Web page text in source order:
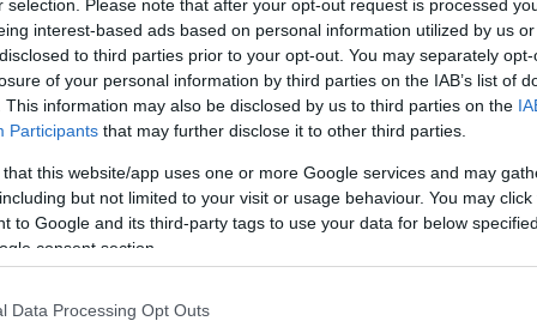
selection. Please note that after your opt-out request is processed
interest-based ads based on personal information utilized by us
to third parties prior to your opt-out. You may separately
of your personal information by third parties on the IAB’s list of
This information may also be disclosed by us to third parties on the
Participants that may further disclose it to other third parties.
that this website/app uses one or more Google services and may
but not limited to your visit or usage behaviour. You may
to Google and its third-party tags to use your data for below
consent section.
Data Processing Opt Outs
για τον χαλβά τον σωστό,
τον σπιτικό
μας ετοιμάζει πέντε διαφορετικά γλυκά με
ή του μπακάλη, όλα τους ξεχωριστά και